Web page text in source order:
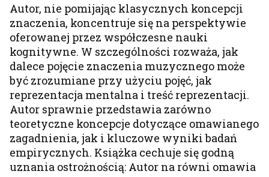
Autor, nie pomijając klasycznych koncepcji
znaczenia, koncentruje się na perspektywie
oferowanej przez współczesne nauki
kognitywne. W szczególności rozważa, jak
dalece pojęcie znaczenia muzycznego może
być zrozumiane przy użyciu pojęć, jak
reprezentacja mentalna i treść reprezentacji.
Autor sprawnie przedstawia zarówno
teoretyczne koncepcje dotyczące omawianego
zagadnienia, jak i kluczowe wyniki badań
empirycznych. Książka cechuje się godną
uznania ostrożnością: Autor na równi omawia